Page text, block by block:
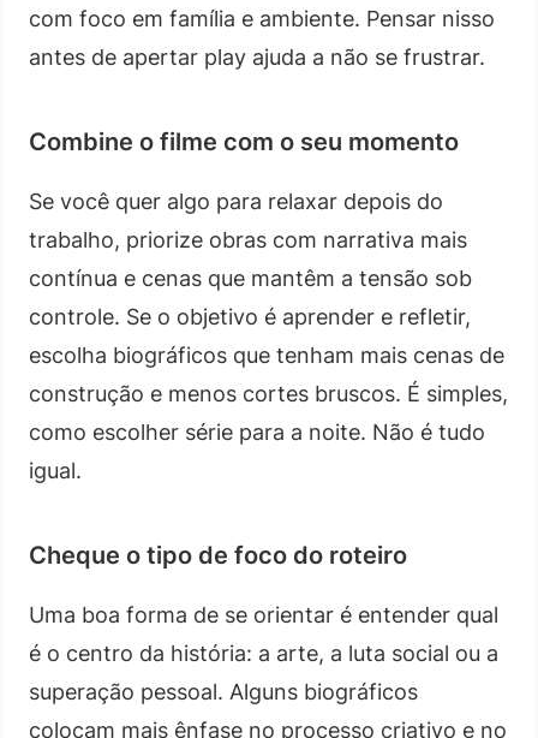
com foco em família e ambiente. Pensar nisso
antes de apertar play ajuda a não se frustrar.
Combine o filme com o seu momento
Se você quer algo para relaxar depois do
trabalho, priorize obras com narrativa mais
contínua e cenas que mantêm a tensão sob
controle. Se o objetivo é aprender e refletir,
escolha biográficos que tenham mais cenas de
construção e menos cortes bruscos. É simples,
como escolher série para a noite. Não é tudo
igual.
Cheque o tipo de foco do roteiro
Uma boa forma de se orientar é entender qual
é o centro da história: a arte, a luta social ou a
superação pessoal. Alguns biográficos
colocam mais ênfase no processo criativo e no